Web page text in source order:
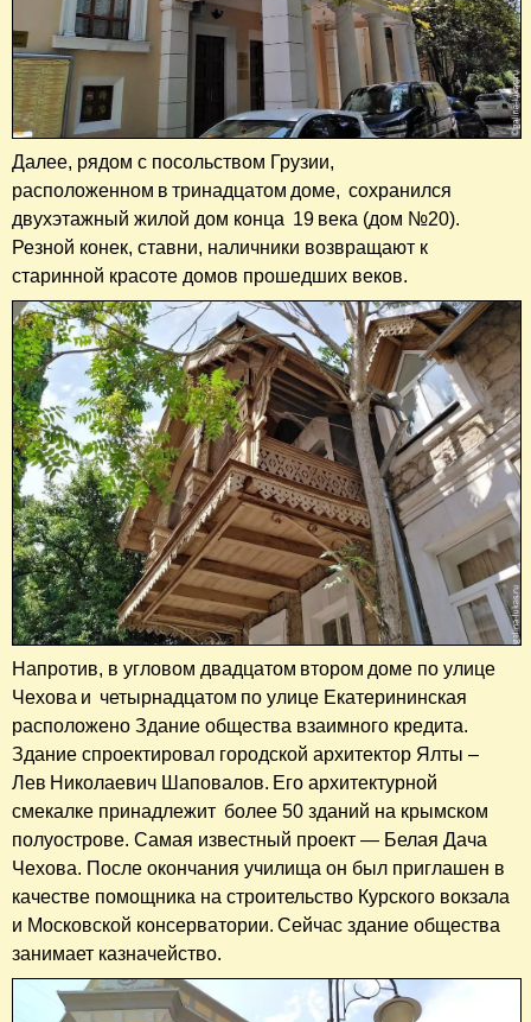
Далее, рядом с посольством Грузии,
расположенном в тринадцатом доме, сохранился
двухэтажный жилой дом конца 19 века (дом №20).
Резной конек, ставни, наличники возвращают к
старинной красоте домов прошедших веков.
Напротив, в угловом двадцатом втором доме по улице
Чехова и четырнадцатом по улице Екатерининская
расположено Здание общества взаимного кредита.
Здание спроектировал городской архитектор Ялты –
Лев Николаевич Шаповалов. Его архитектурной
смекалке принадлежит более 50 зданий на крымском
полуострове. Самая известный проект — Белая Дача
Чехова. После окончания училища он был приглашен в
качестве помощника на строительство Курского вокзала
и Московской консерватории. Сейчас здание общества
занимает казначейство.